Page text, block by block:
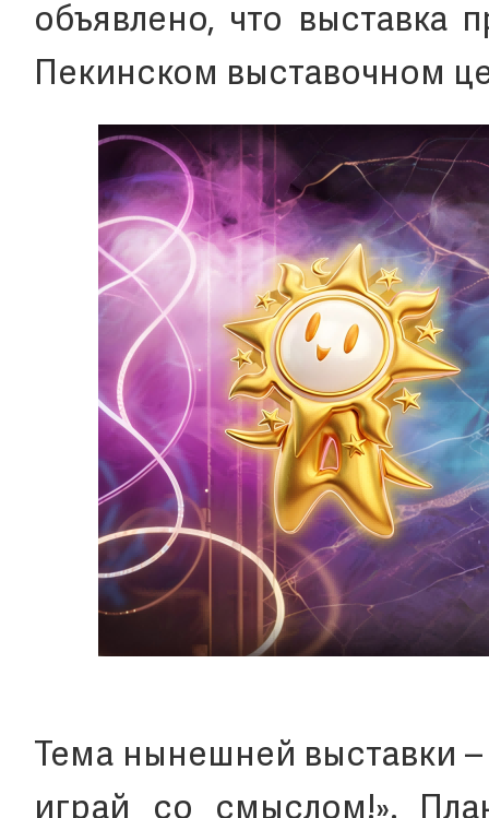
объявлено, что выставка
Пекинском выставочном
Тема нынешней выставки